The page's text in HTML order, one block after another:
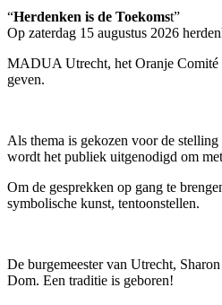
“Herdenken is de Toekomst”
Op zaterdag 15 augustus 2026
MADUA Utrecht, het Oranje Comité
geven.
Als thema is gekozen voor de stelling
wordt het publiek uitgenodigd om
Om de gesprekken op gang te
symbolische kunst, tentoonstellen.
De burgemeester van Utrecht,
Dom. Een traditie is geboren!